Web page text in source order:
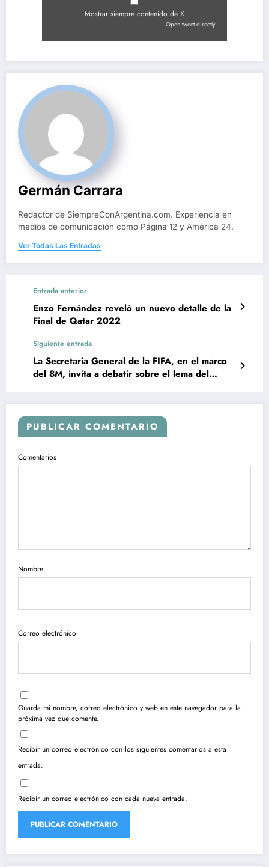
Mostrar siempre contenido de X
Open tweet directly
Germán Carrara
Redactor de SiempreConArgentina.com. Experiencia en
medios de comunicación como Página 12 y América 24.
Ver Todas Las Entradas
Entrada anterior
Enzo Fernández reveló un nuevo detalle de la
Final de Qatar 2022
Siguiente entrada
La Secretaria General de la FIFA, en el marco
del 8M, invita a debatir sobre el lema del
PUBLICAR COMENTARIO
Comentarios
Nombre
Correo electrónico
Guarda mi nombre, correo electrónico y web en este navegador para la
próxima vez que comente.
Recibir un correo electrónico con los siguientes comentarios a esta
entrada.
Recibir un correo electrónico con cada nueva entrada.